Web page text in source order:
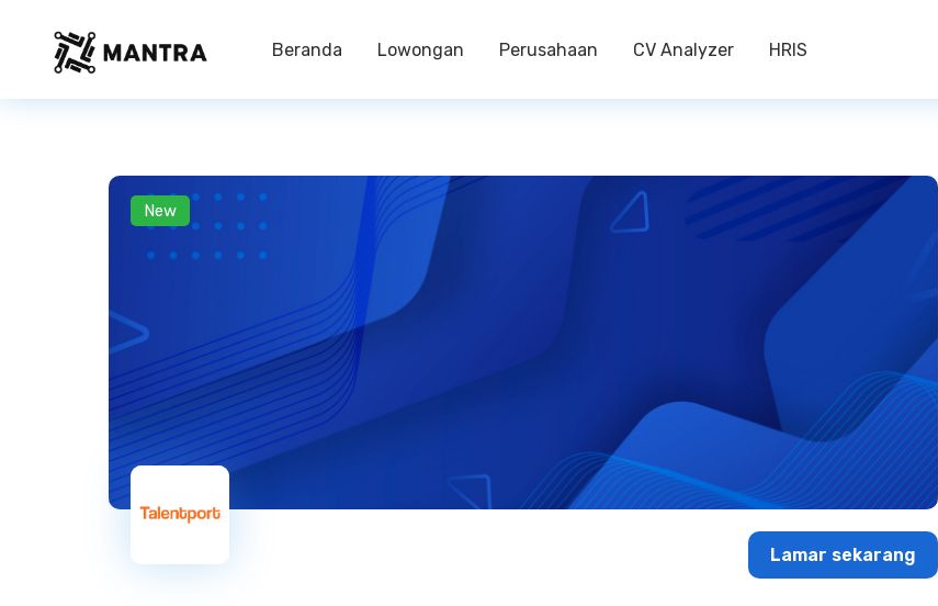
Beranda Lowongan Perusahaan CV Analyzer HRIS
New
Lamar sekarang